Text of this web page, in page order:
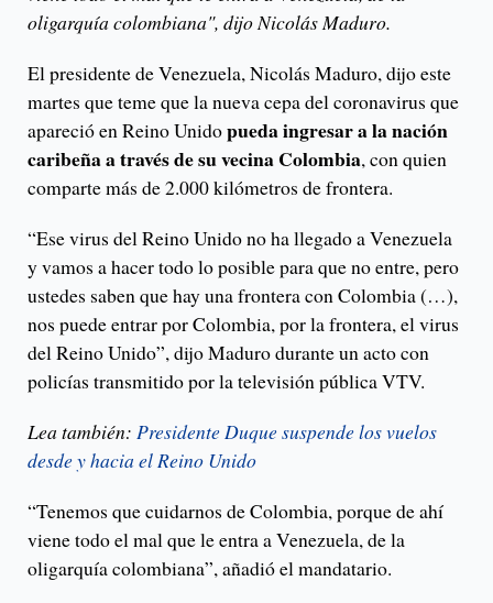
oligarquía colombiana", dijo Nicolás Maduro.
El presidente de Venezuela, Nicolás Maduro, dijo este
martes que teme que la nueva cepa del coronavirus que
apareció en Reino Unidopueda ingresar a la nación
caribeña a través de su vecina Colombia, con quien
comparte más de 2.000 kilómetros de frontera.
“Ese virus del Reino Unido no ha llegado a Venezuela
y vamos a hacer todo lo posible para que no entre, pero
ustedes saben que hay una frontera con Colombia (…),
nos puede entrar por Colombia, por la frontera, el virus
del Reino Unido”, dijo Maduro durante un acto con
policías transmitido por la televisión pública VTV.
Lea también: Presidente Duque suspende los vuelos
desde y hacia el Reino Unido
“Tenemos que cuidarnos de Colombia, porque de ahí
viene todo el mal que le entra a Venezuela, de la
oligarquía colombiana”, añadió el mandatario.